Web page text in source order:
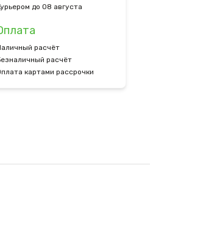
до 08 августа
расчёт
расчёт
картами рассрочки